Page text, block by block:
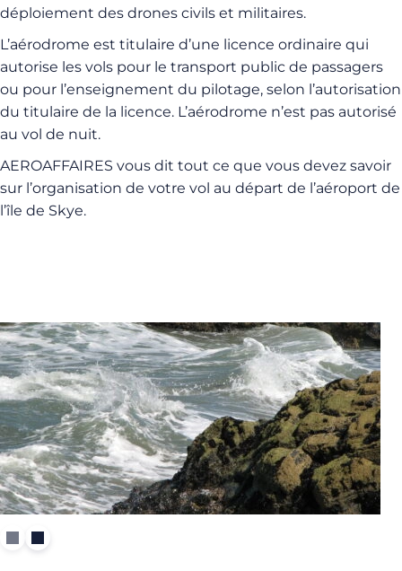
déploiement des drones civils et militaires.
L’aérodrome est titulaire d’une licence ordinaire qui
autorise les vols pour le transport public de passagers
ou pour l’enseignement du pilotage, selon l’autorisation
du titulaire de la licence. L’aérodrome n’est pas autorisé
au vol de nuit.
AEROAFFAIRES vous dit tout ce que vous devez savoir
sur l’organisation de votre vol au départ de l’aéroport de
l’île de Skye.